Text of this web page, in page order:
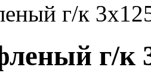
г/к
г/к